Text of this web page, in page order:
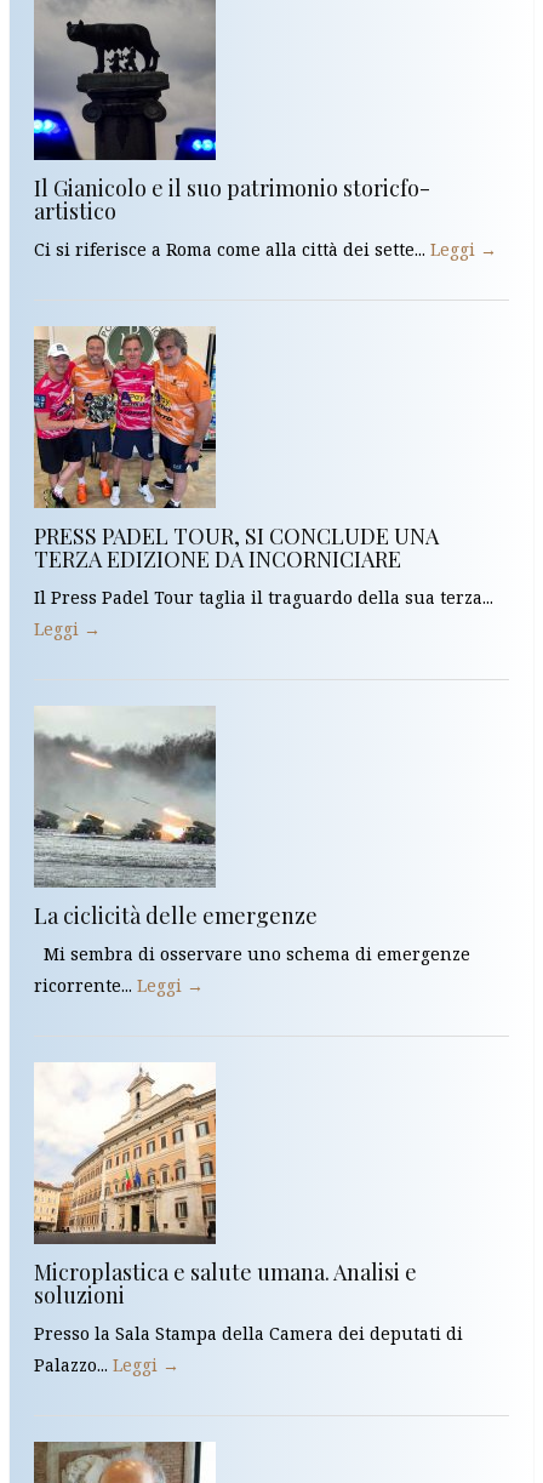
Il Gianicolo e il suo patrimonio storicfo-
artistico
Ci si riferisce a Roma come alla città dei sette... Leggi →
PRESS PADEL TOUR, SI CONCLUDE UNA
TERZA EDIZIONE DA INCORNICIARE
Il Press Padel Tour taglia il traguardo della sua terza...
Leggi →
La ciclicità delle emergenze
Mi sembra di osservare uno schema di emergenze
ricorrente... Leggi →
Microplastica e salute umana. Analisi e
soluzioni
Presso la Sala Stampa della Camera dei deputati di
Palazzo... Leggi →